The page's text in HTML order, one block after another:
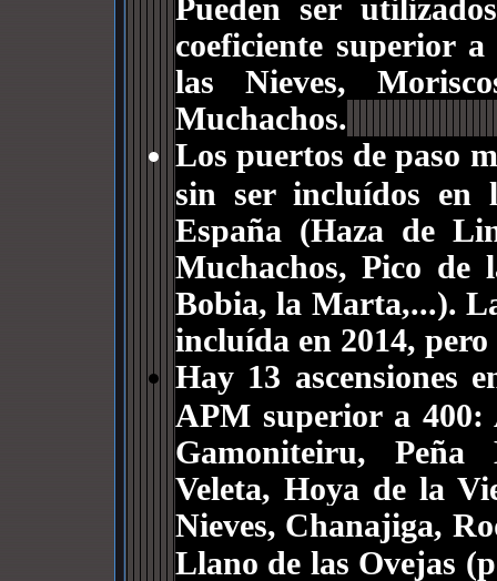
Pueden ser
coeficiente superior a
las Nieves,
Muchachos.
Los puertos de paso
sin ser incluídos en
España (Haza de
Muchachos, Pico de
Bobia, la Marta,...).
incluída en 2014,
Hay 13 ascensiones
APM superior a
Gamoniteiru, Peña
Veleta, Hoya de la
Nieves, Chanajiga,
Llano de las Ovejas